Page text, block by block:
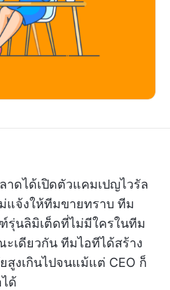
ดได้เปิดตัวแคมเปญไวรัล
แจ้งให้ทีมขายทราบ ทีม
นลิมิเต็ดที่ไม่มีใครในทีม
เดียวกัน ทีมไอทีได้สร้าง
งเกินไปจนแม้แต่ CEO ก็
ด้